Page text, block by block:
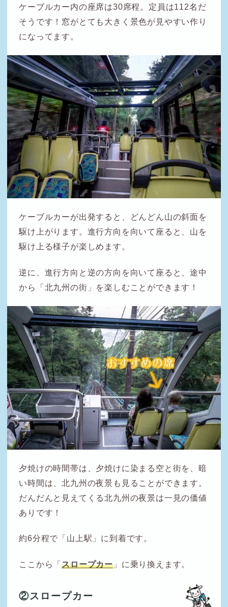
ケーブルカー内の座席は30席程。定員は112名だ
そうです！窓がとても大きく景色が見やすい作り
になってます。
ケーブルカーが出発すると、どんどん山の斜面を
駆け上がります。進行方向を向いて座ると、山を
駆け上る様子が楽しめます。
逆に、進行方向と逆の方向を向いて座ると、途中
から「北九州の街」を楽しむことができます！
夕焼けの時間帯は、夕焼けに染まる空と街を、暗
い時間は、北九州の夜景も見ることができます。
だんだんと見えてくる北九州の夜景は一見の価値
ありです！
約6分程で「山上駅」に到着です。
ここから「スロープカー 」に乗り換えます。
②スロープカー